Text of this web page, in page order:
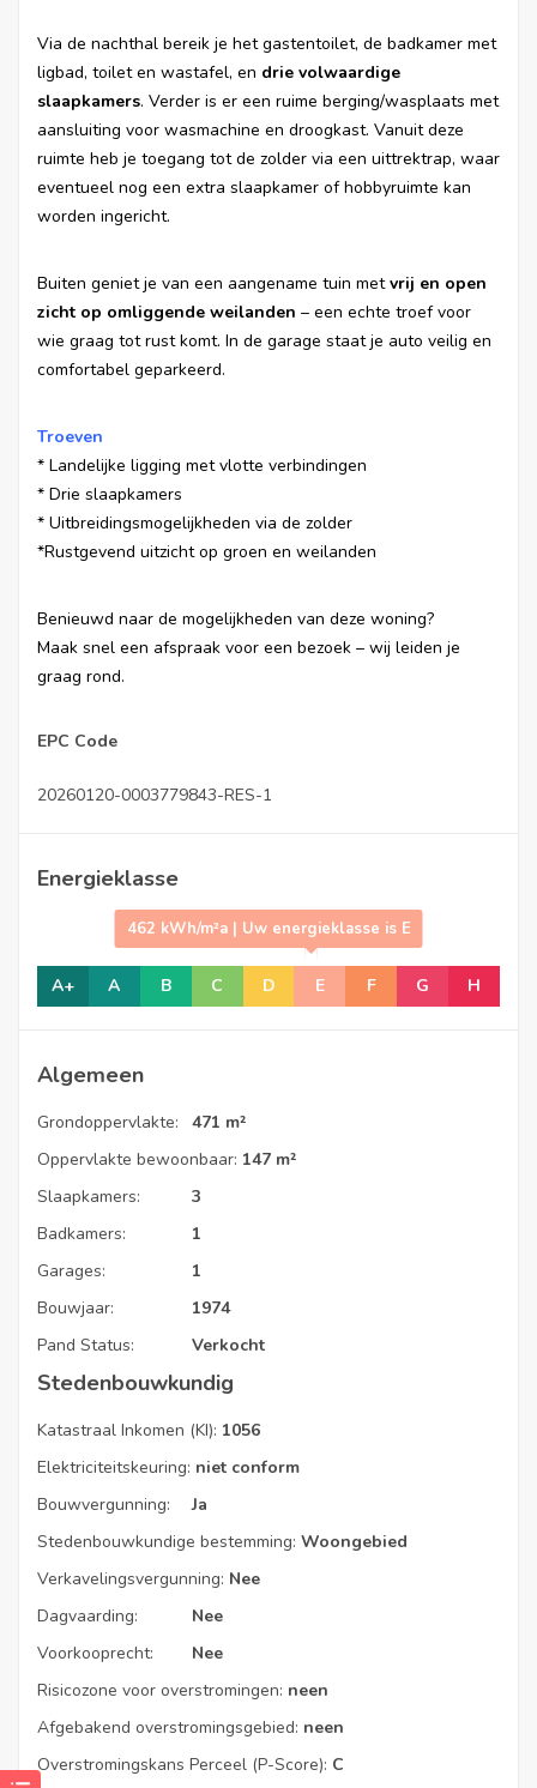
Via de nachthal bereik je het gastentoilet, de badkamer met
ligbad, toilet en wastafel, en drie volwaardige
slaapkamers. Verder is er een ruime berging/wasplaats met
aansluiting voor wasmachine en droogkast. Vanuit deze
ruimte heb je toegang tot de zolder via een uittrektrap, waar
eventueel nog een extra slaapkamer of hobbyruimte kan
worden ingericht.
Buiten geniet je van een aangename tuin metvrij en open
zicht op omliggende weilanden – een echte troef voor
wie graag tot rust komt. In de garage staat je auto veilig en
comfortabel geparkeerd.
Troeven
* Landelijke ligging met vlotte verbindingen
* Drie slaapkamers
* Uitbreidingsmogelijkheden via de zolder
*Rustgevend uitzicht op groen en weilanden
Benieuwd naar de mogelijkheden van deze woning?
Maak snel een afspraak voor een bezoek – wij leiden je
graag rond.
EPC Code
20260120-0003779843-RES-1
Energieklasse
A+ A B C D E
462 kWh/m²a | Uw energieklasse is E
F G H
Algemeen
Grondoppervlakte:
471 m²
Oppervlakte bewoonbaar: 147 m²
Slaapkamers:
3
Badkamers:
1
Garages:
1
Bouwjaar:
1974
Pand Status:
Verkocht
Stedenbouwkundig
Katastraal Inkomen (KI): 1056
Elektriciteitskeuring: niet conform
Bouwvergunning:
Ja
Stedenbouwkundige bestemming: Woongebied
Verkavelingsvergunning: Nee
Dagvaarding:
Nee
Voorkooprecht:
Nee
Risicozone voor overstromingen: neen
Afgebakend overstromingsgebied: neen
Overstromingskans Perceel (P-Score): C